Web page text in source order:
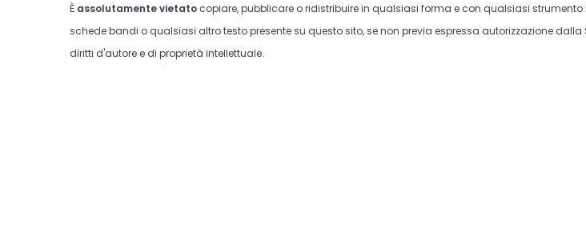
È assolutamente vietato copiare, pubblicare o ridistribuire in qualsiasi forma e con qualsiasi strumento
schede bandi o qualsiasi altro testo presente su questo sito, se non previa espressa autorizzazione dalla
diritti d'autore e di proprietà intellettuale.